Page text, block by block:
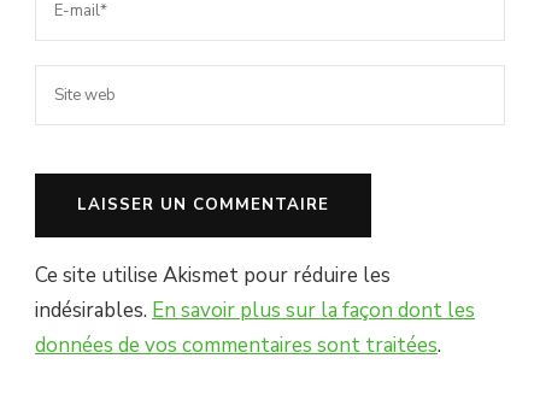
Ce site utilise Akismet pour réduire les
indésirables. En savoir plus sur la façon dont les
données de vos commentaires sont traitées.